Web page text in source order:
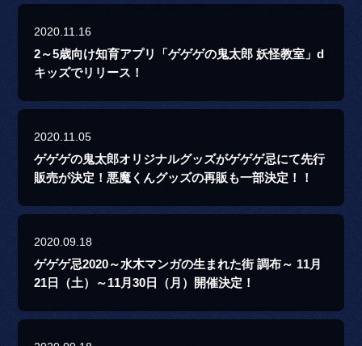
2020.11.16
2～5歳向け知育アプリ「ゲゲゲの鬼太郎 妖怪教室」d
キッズでリリース！
2020.11.05
ゲゲゲの鬼太郎オリジナルグッズがゲゲゲ忌にて先行
販売が決定！悪魔くんグッズの再販も一部決定！！
2020.09.18
ゲゲゲ忌2020～水木マンガの生まれた街 調布～ 11月
21日（土）～11月30日（月）開催決定！